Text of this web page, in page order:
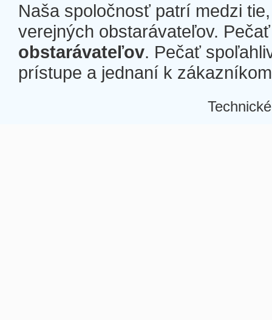
Naša spoločnosť patrí medzi
verejných obstarávateľov.
obstarávateľov. Pečať
prístupe a jednaní k